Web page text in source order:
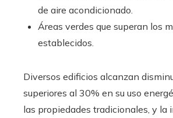
de aire acondicionado.
Áreas verdes que superan los
establecidos.
Diversos edificios alcanzan
superiores al 30% en su uso
las propiedades tradicionales, y la